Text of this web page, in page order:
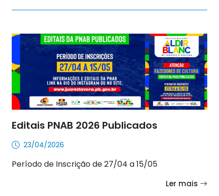
Editais PNAB 2026 Publicados
23/04/2026
Período de Inscrição de 27/04 a 15/05
Ler mais